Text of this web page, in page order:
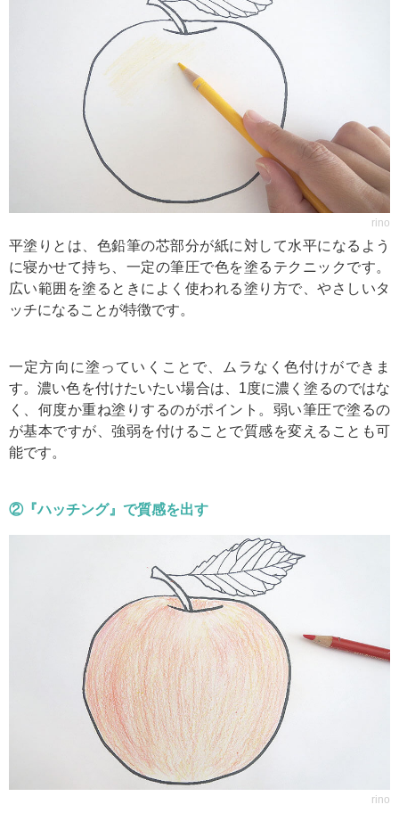
rino
平塗りとは、色鉛筆の芯部分が紙に対して水平になるよう
に寝かせて持ち、一定の筆圧で色を塗るテクニックです。
広い範囲を塗るときによく使われる塗り方で、やさしいタ
ッチになることが特徴です。
一定方向に塗っていくことで、ムラなく色付けができま
す。濃い色を付けたいたい場合は、1度に濃く塗るのではな
く、何度か重ね塗りするのがポイント。弱い筆圧で塗るの
が基本ですが、強弱を付けることで質感を変えることも可
能です。
②『ハッチング』で質感を出す
rino